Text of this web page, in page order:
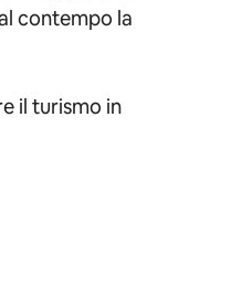
contempo la
il turismo in